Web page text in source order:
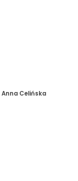
Anna Celińska